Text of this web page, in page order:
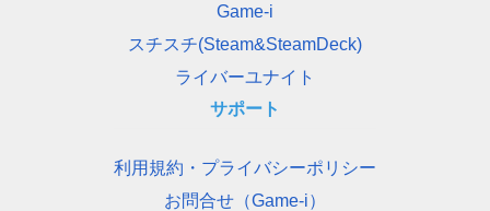
Game-i
スチスチ(Steam&SteamDeck)
ライバーユナイト
サポート
利用規約・プライバシーポリシー
お問合せ（Game-i）